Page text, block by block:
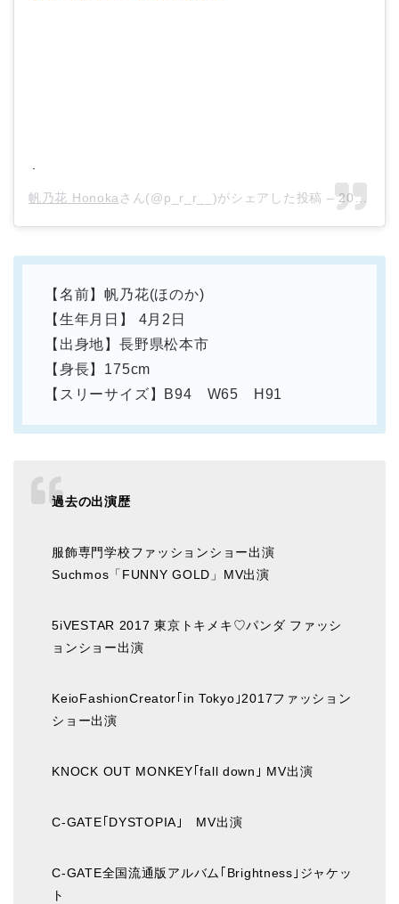
帆乃花 Honoka さん(@p_r_r__)がシェアした投稿 –2018年 1月月25日午前4時36分PST
【名前】帆乃花(ほのか)
【生年月日】 4月2日
【出身地】長野県松本市
【身長】175cm
【スリーサイズ】B94 W65 H91
過去の出演歴
服飾専門学校ファッションショー出演
Suchmos「FUNNY GOLD」MV出演
5iVESTAR 2017 東京トキメキ♡パンダ ファッシ
ョンショー出演
KeioFashionCreator｢in Tokyo｣2017ファッション
ショー出演
KNOCK OUT MONKEY｢fall down｣ MV出演
C-GATE｢DYSTOPIA｣ MV出演
C-GATE全国流通版アルバム｢Brightness｣ジャケッ
ト